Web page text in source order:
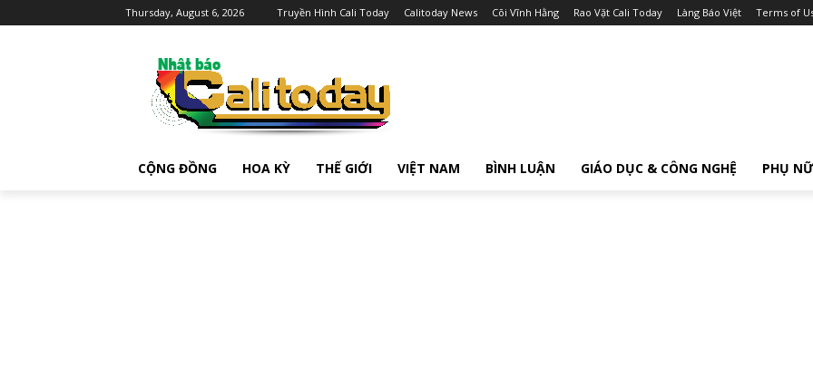
Thursday, August 6, 2026 Truyền Hình Cali Today Calitoday News Cõi Vĩnh Hằng Rao Vặt Cali Today Làng Báo Việt Terms of
CỘNG ĐỒNG HOA KỲ THẾ GIỚI VIỆT NAM BÌNH LUẬN GIÁO DỤC & CÔNG NGHỆ PHỤ NỮ